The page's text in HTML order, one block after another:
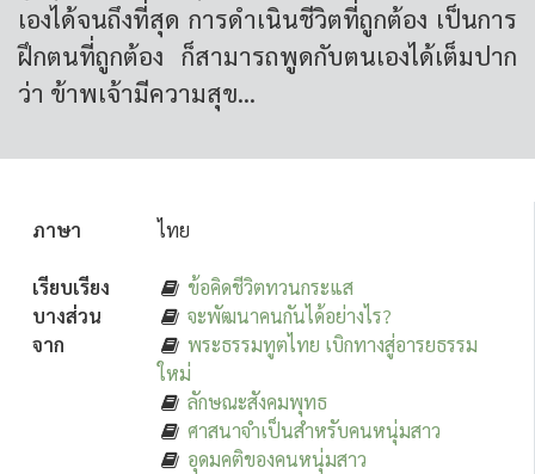
เองได้จนถึงที่สุด การดำเนินชีวิตที่ถูกต้อง เป็นการ
ฝึกตนที่ถูกต้อง ก็สามารถพูดกับตนเองได้เต็มปาก
ว่า ข้าพเจ้ามีความสุข...
ภาษา ไทย
เรียบเรียง
บางส่วน
จาก
ข้อคิดชีวิตทวนกระแส
จะพัฒนาคนกันได้อย่างไร?
พระธรรมทูตไทย เบิกทางสู่อารยธรรม
ใหม่
ลักษณะสังคมพุทธ
ศาสนาจำเป็นสำหรับคนหนุ่มสาว
อุดมคติของคนหนุ่มสาว